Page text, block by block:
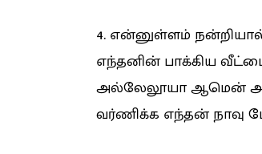
4. என்னுள்ளம் நன்றியால்
எந்தனின் பாக்கிய
அல்லேலூயா ஆமென்
வர்ணிக்க எந்தன் நாவு